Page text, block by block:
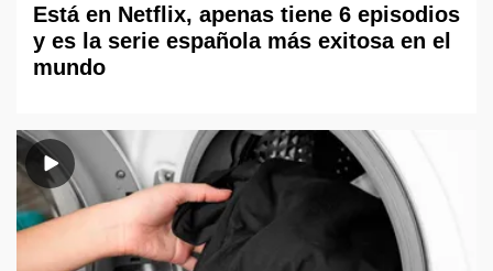
Está en Netflix, apenas tiene 6 episodios
y es la serie española más exitosa en el
mundo